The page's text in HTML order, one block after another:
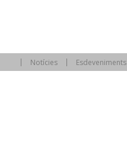
Notícies Esdeveniments